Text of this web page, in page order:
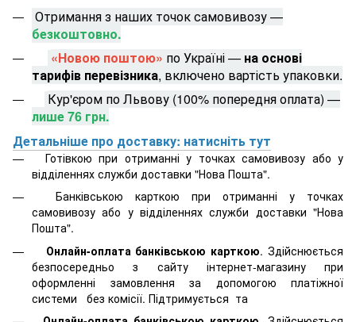
Отримання з наших точок самовивозу —
безкоштовно.
«Новою поштою» по Україні — на основі
тарифів перевізника, включено вартість упаковки.
Кур'єром по Львову (100% попередня оплата) —
лише 76 грн.
Детальніше про доставку: натисніть тут
Готівкою при отриманні у точках самовивозу або у
відділеннях служби доставки "Нова Пошта".
Банківською карткою при отриманні у точках
самовивозу або у відділеннях служби доставки "Нова
Пошта".
Онлайн-оплата банківською карткою. Здійснюється
безпосередньо з сайту інтернет-магазину при
оформленні замовлення за допомогою платіжної
системи
без комісії. Підтримується та